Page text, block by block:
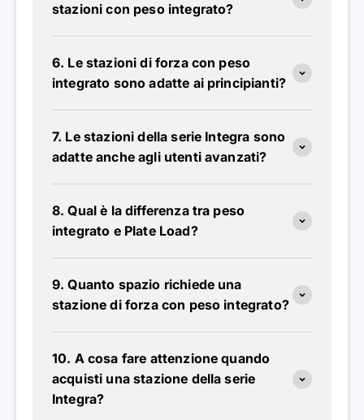
stazioni con peso integrato?
6. Le stazioni di forza con peso
integrato sono adatte ai principianti?
7. Le stazioni della serie Integra sono
adatte anche agli utenti avanzati?
8. Qual è la differenza tra peso
integrato e Plate Load?
9. Quanto spazio richiede una
stazione di forza con peso integrato?
10. A cosa fare attenzione quando
acquisti una stazione della serie
Integra?